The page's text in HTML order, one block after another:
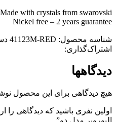
Made with crystals from swarovski
Nickel free – 2 years guarantee
شناسه محصول: 41123M-RED
اشتراک‌گذاری:
دیدگاهها
هیچ دیدگاهی برای این محصول
اولین نفری باشید که دیدگاهی را
الیوروبر مدل دو”